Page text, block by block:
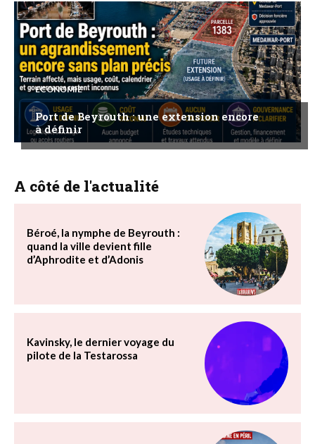
ECONOMIE
Port de Beyrouth : une extension encore
à définir
A côté de l'actualité
Béroé, la nymphe de Beyrouth :
quand la ville devient fille
d’Aphrodite et d’Adonis
Kavinsky, le dernier voyage du
pilote de la Testarossa